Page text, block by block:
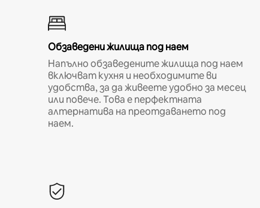
Обзаведени жилища под наем
Напълно обзаведените жилища под наем
включват кухня и необходимите ви
удобства, за да живеете удобно за месец
или повече. Това е перфектната
алтернатива на преотдаването под
наем.